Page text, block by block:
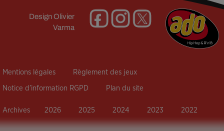
Design Olivier
Varma
Mentions légales Règlement des jeux
Notice d’information RGPD Plan du site
Archives 2026 2025 2024 2023 2022